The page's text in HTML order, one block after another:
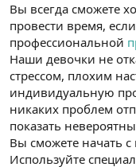
Вы всегда сможете
провести время,
профессиональной
Наши девочки не
стрессом, плохим
индивидуальную
никаких проблем
показать
Вы сможете начать
Используйте